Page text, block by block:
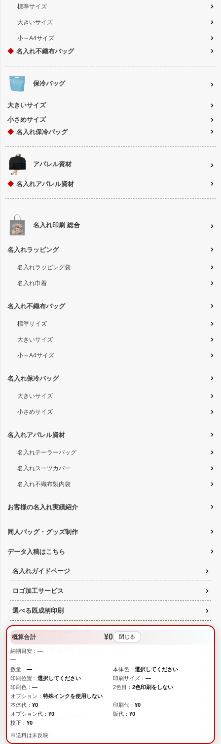
概算合計 ¥0 閉じる
納期目安： —
—
数量： — 本体色： 選択してください
印刷位置： 選択してください 印刷サイズ： —
印刷色： — 2色目： 2色印刷をしない
オプション： 特殊インクを使用しない
本体代： ¥0 印刷代： ¥0
オプション代： ¥0 版代： ¥0
校正： ¥0
※送料は未反映
標準サイズ
大きいサイズ
小～A4サイズ
◆ 名入れ不織布バッグ
保冷バッグ
大きいサイズ
小さめサイズ
◆ 名入れ保冷バッグ
アパレル資材
◆ 名入れアパレル資材
名入れ印刷 総合
名入れラッピング
名入れラッピング袋
名入れ巾着
名入れ不織布バッグ
標準サイズ
大きいサイズ
小～A4サイズ
名入れ保冷バッグ
大きいサイズ
小さめサイズ
名入れアパレル資材
名入れテーラーバッグ
名入れスーツカバー
名入れ不織布製内袋
お客様の名入れ実績紹介
同人バッグ・グッズ制作
データ入稿はこちら
名入れガイドページ
ロゴ加工サービス
選べる既成柄印刷
フルカラー印刷 既成柄一覧
名入れ印刷の料金ガイド
版代について
そもそも「版代」ってなに？
印刷方法ごとの必要な版数
リピート注文の版代は不要
版は使いまわせます